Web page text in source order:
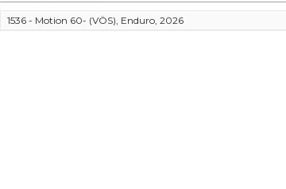
1536 - Motion 60- (VÖS), Enduro, 2026